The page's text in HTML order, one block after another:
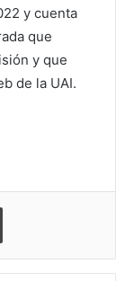
y cuenta
que
y que
de la UAI.